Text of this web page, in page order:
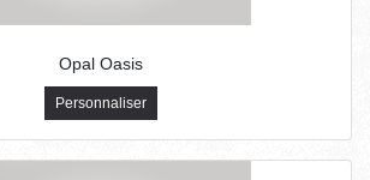
Opal Oasis
Personnaliser